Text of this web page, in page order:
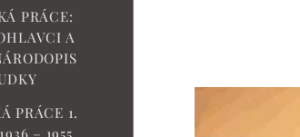
PRÁCE:
A
PRÁCE 1.